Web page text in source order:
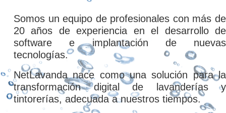
Somos un equipo de profesionales con más de
20 años de experiencia en el desarrollo de
software e implantación de nuevas
tecnologías.
NetLavanda nace como una solución para la
transformación digital de lavanderías y
tintorerías, adecuada a nuestros tiempos.